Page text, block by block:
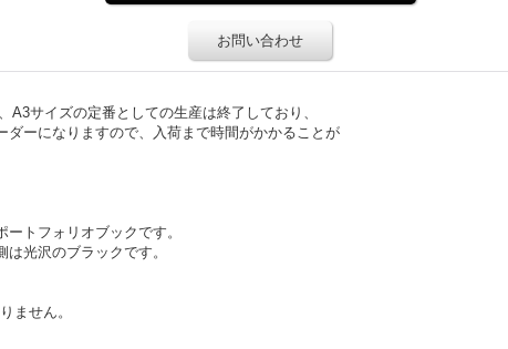
お問い合わせ
A3サイズの定番としての生産は終了しており、
ダーになりますので、入荷まで時間がかかることが
トフォリオブックです。
光沢のブラックです。
ません。